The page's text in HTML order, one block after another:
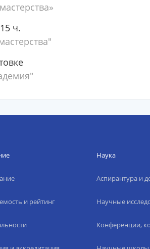
15 ч.
и рейтинг
Наука
Аспирантура и
Научные
Конференции,